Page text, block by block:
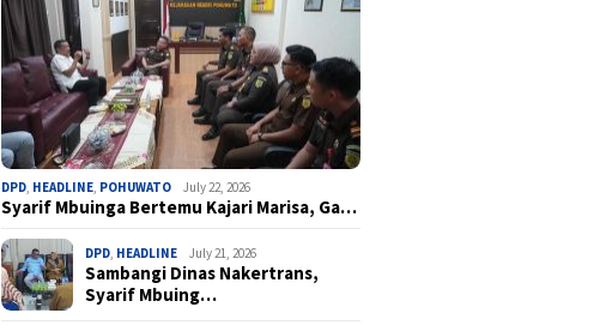
DPD, HEADLINE, POHUWATO July 22, 2026
Syarif Mbuinga Bertemu Kajari Marisa, Ga…
DPD, HEADLINE July 21, 2026
Sambangi Dinas Nakertrans,
Syarif Mbuing…